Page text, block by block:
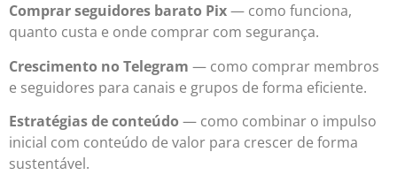
Comprar seguidores barato Pix— como funciona,
quanto custa e onde comprar com segurança.
Crescimento no Telegram — como comprar membros
e seguidores para canais e grupos de forma eficiente.
Estratégias de conteúdo — como combinar o impulso
inicial com conteúdo de valor para crescer de forma
sustentável.